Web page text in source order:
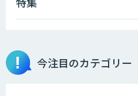
AIエンジ
aiDAPTIV+
今注目のカテゴリー